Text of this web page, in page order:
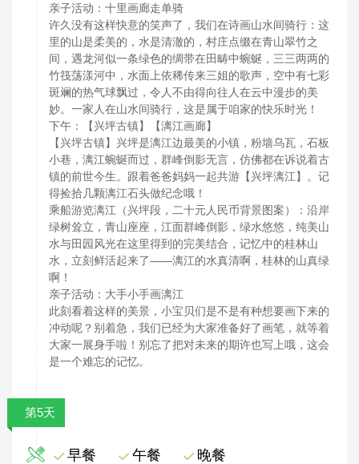
亲子活动：十里画廊走单骑
许久没有这样快意的笑声了，我们在诗画山水间骑行：这
里的山是柔美的，水是清澈的，村庄点缀在青山翠竹之
间，遇龙河似一条绿色的绸带在田畴中蜿蜒，三三两两的
竹筏荡漾河中，水面上依稀传来三姐的歌声，空中有七彩
斑斓的热气球飘过，令人不由得向往人在云中漫步的美
妙。一家人在山水间骑行，这是属于咱家的快乐时光！
下午：【兴坪古镇】【漓江画廊】
【兴坪古镇】兴坪是漓江边最美的小镇，粉墙乌瓦，石板
小巷，漓江蜿蜒而过，群峰倒影无言，仿佛都在诉说着古
镇的前世今生。跟着爸爸妈妈一起共游【兴坪漓江】。记
得捡拾几颗漓江石头做纪念哦！
乘船游览漓江（兴坪段，二十元人民币背景图案）：沿岸
绿树耸立，青山座座，江面群峰倒影，绿水悠悠，纯美山
水与田园风光在这里得到的完美结合，记忆中的桂林山
水，立刻鲜活起来了——漓江的水真清啊，桂林的山真绿
啊！
亲子活动：大手小手画漓江
此刻看着这样的美景，小宝贝们是不是有种想要画下来的
冲动呢？别着急，我们已经为大家准备好了画笔，就等着
大家一展身手啦！别忘了把对未来的期许也写上哦，这会
是一个难忘的记忆。
第5天
早餐 午餐 晚餐